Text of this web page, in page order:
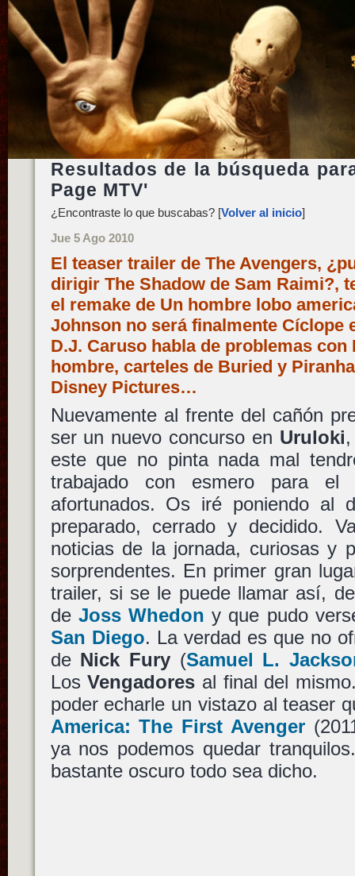
Resultados de la búsqueda
Page MTV'
¿Encontraste lo que buscabas? [Volver al inicio]
Jue 5 Ago 2010
El teaser trailer de The Avengers,
dirigir The Shadow de Sam Raimi?,
el remake de Un hombre lobo
Johnson no será finalmente Cíclope
D.J. Caruso habla de problemas con
hombre, carteles de Buried y
Disney Pictures…
Nuevamente al frente del cañón
ser un nuevo concurso en Uruloki
este que no pinta nada mal
trabajado con esmero para
afortunados. Os iré poniendo al
preparado, cerrado y decidido.
noticias de la jornada, curiosas y
sorprendentes. En primer gran
trailer, si se le puede llamar así,
de Joss Whedon y que pudo
San Diego. La verdad es que no
de Nick Fury(Samuel L.
LosVengadores al final del
poder echarle un vistazo al teaser
America: The First Avenger
ya nos podemos quedar
bastante oscuro todo sea dicho.